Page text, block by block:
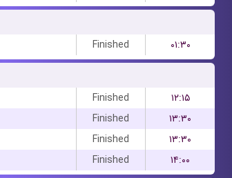
Finished
۰۱:۳۰
Finished
۱۲:۱۵
Finished
۱۳:۳۰
Finished
۱۳:۳۰
Finished
۱۴:۰۰